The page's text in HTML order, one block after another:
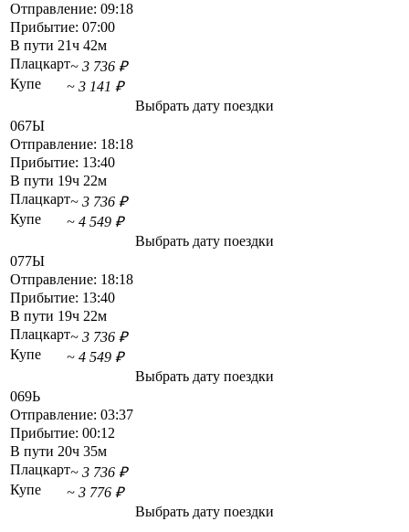
Отправление: 09:18
Прибытие: 07:00
В пути 21ч 42м
Плацкарт~ 3 736 ₽
Купе
~ 3 141 ₽
Выбрать дату поездки
067Ы
Отправление: 18:18
Прибытие: 13:40
В пути 19ч 22м
Плацкарт~ 3 736 ₽
Купе
~ 4 549 ₽
Выбрать дату поездки
077Ы
Отправление: 18:18
Прибытие: 13:40
В пути 19ч 22м
Плацкарт~ 3 736 ₽
Купе
~ 4 549 ₽
Выбрать дату поездки
069Ь
Отправление: 03:37
Прибытие: 00:12
В пути 20ч 35м
Плацкарт~ 3 736 ₽
Купе
~ 3 776 ₽
Выбрать дату поездки